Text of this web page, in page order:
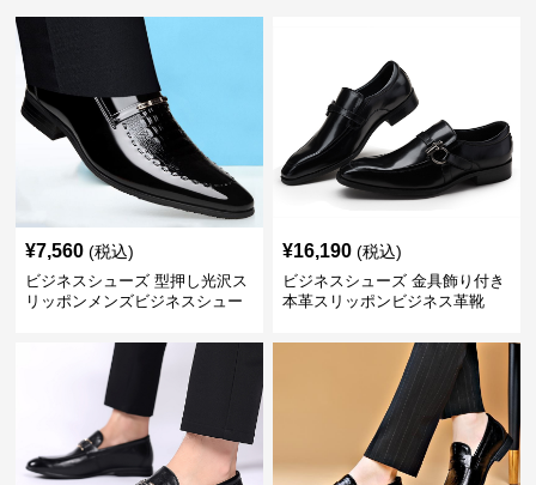
¥7,560 (税込)
ビジネスシューズ 型押し光沢ス
リッポンメンズビジネスシュー
¥16,190 (税込)
ビジネスシューズ 金具飾り付き
本革スリッポンビジネス革靴